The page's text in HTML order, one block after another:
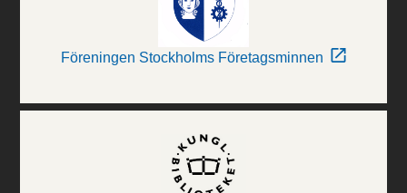
Föreningen Stockholms Företagsminnen